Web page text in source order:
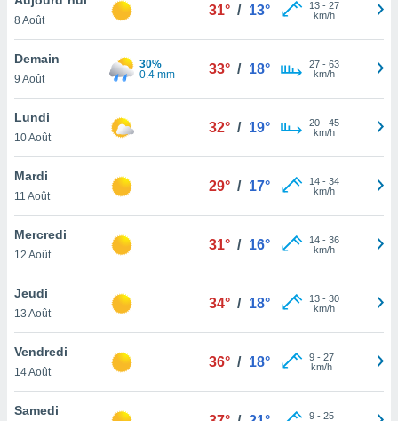
et
»,
au
vous
qu'ils
ou
le
ainsi
un
la
du
en
8 Août
31° / 13° 13- 27
km/h
Demain
9 Août
30%
0.4 mm
33° / 18° 27- 63
km/h
Lundi
10 Août
32° / 19° 20- 45
km/h
Mardi
11 Août
29° / 17° 14- 34
km/h
Mercredi
12 Août
31° / 16° 14- 36
km/h
Jeudi
13 Août
34° / 18° 13- 30
km/h
Vendredi
14 Août
36° / 18° 9- 27
km/h
Samedi 9- 25